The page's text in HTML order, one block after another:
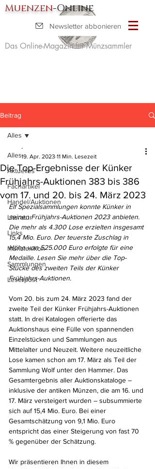
Muenzen-Online
Das Online-Magazin für Münzsammler
Newsletter abbonieren
Beitrag
Alles
Aktuelles
Fachartikel
Handel/Auktionen
Literatur
Links
Münzlexikon
Sammlungen
Leserpost
Alles
Die Top-Ergebnisse der Künker
Frühjahrs-Auktionen 383 bis 386
vom 17. und 20. bis 24. März 2023
-
19. Apr. 2023 11 Min. Lesezeit
Elf Spezialsammlungen konnte Künker in
seinen Frühjahrs-Auktionen 2023 anbieten.
Die mehr als 4.300 Lose erzielten insgesamt
15,4 Mio. Euro. Der teuerste Zuschlag in
Höhe von 525.000 Euro erfolgte für eine
Medaille. Lesen Sie mehr über die Top-
Stücke des zweiten Teils der Künker
Frühjahrs-Auktionen.
Vom 20. bis zum 24. März 2023 fand der
zweite Teil der Künker Frühjahrs-Auktionen
statt. In drei Katalogen offerierte das
Auktionshaus eine Fülle von spannenden
Einzelstücken und Sammlungen aus
Mittelalter und Neuzeit. Weitere neuzeitliche
Lose kamen schon am 17. März als Teil der
Sammlung Wolf unter den Hammer. Das
Gesamtergebnis aller Auktionskataloge –
inklusive der antiken Münzen, die am 16. und
17. März versteigert wurden – subsummierte
sich auf 15,4 Mio. Euro. Bei einer
Gesamtschätzung von 9,1 Mio. Euro
entspricht das einer Steigerung von fast 70
% gegenüber der Schätzung.
Wir präsentieren Ihnen in diesem